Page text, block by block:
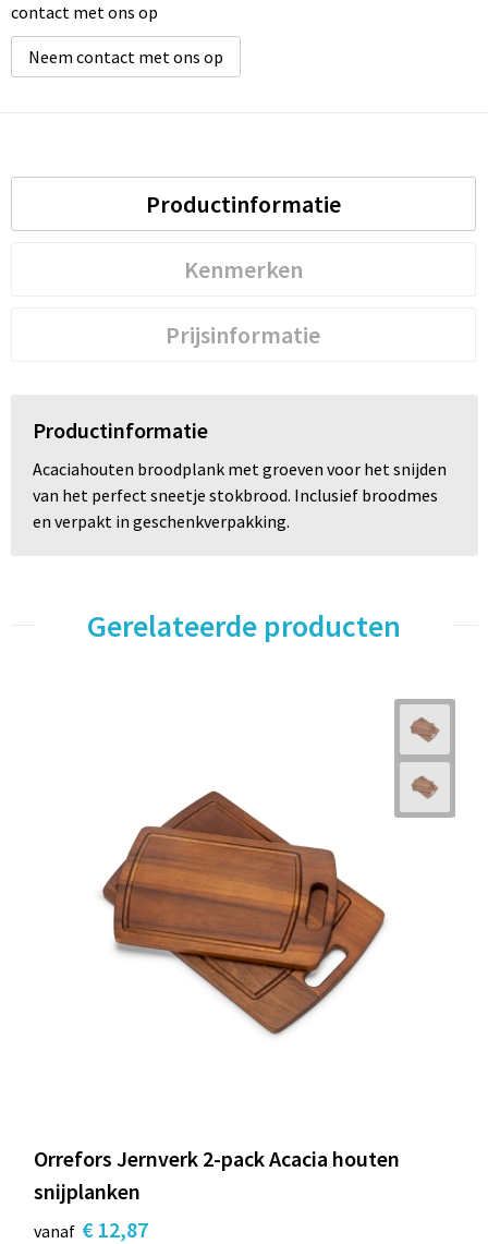
contact met ons op
Neem contact met ons op
Productinformatie
Kenmerken
Prijsinformatie
Productinformatie
Acaciahouten broodplank met groeven voor het snijden
van het perfect sneetje stokbrood. Inclusief broodmes
en verpakt in geschenkverpakking.
Gerelateerde producten
Orrefors Jernverk 2-pack Acacia houten
snijplanken
vanaf € 12,87